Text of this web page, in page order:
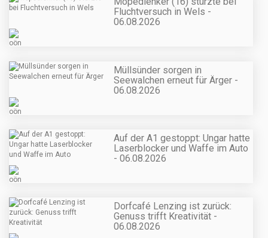
Fluchtversuch in Wels -
06.08.2026
Müllsünder sorgen in
Seewalchen erneut für Ärger -
06.08.2026
Auf der A1 gestoppt: Ungar hatte
Laserblocker und Waffe im Auto
- 06.08.2026
Dorfcafé Lenzing ist zurück:
Genuss trifft Kreativität -
06.08.2026